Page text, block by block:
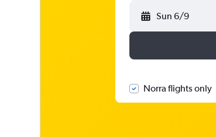
Sun 6/9
Norra flights only